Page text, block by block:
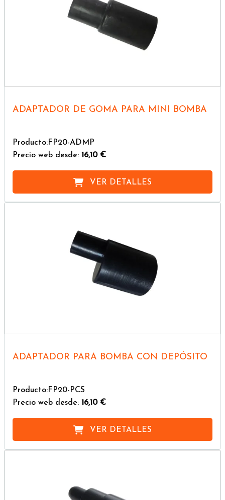
ADAPTADOR DE GOMA PARA MINI BOMBA
Producto:FP20-ADMP
Precio web desde: 16,10 €
VER DETALLES
ADAPTADOR PARA BOMBA CON DEPÓSITO
Producto:FP20-PCS
Precio web desde: 16,10 €
VER DETALLES